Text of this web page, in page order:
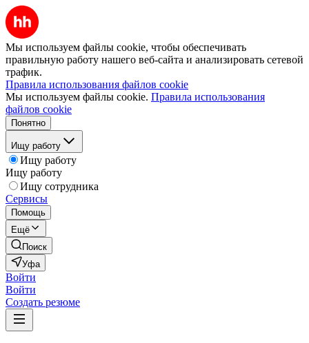
Мы используем файлы cookie, чтобы обеспечивать
правильную работу нашего веб-сайта и анализировать сетевой
трафик.
Правила использования файлов cookie
Мы используем файлы cookie. Правила использования
файлов cookie
Понятно
Ищу работу
Ищу работу
Ищу работу
Ищу сотрудника
Сервисы
Помощь
Ещё
Поиск
Уфа
Войти
Войти
Создать резюме